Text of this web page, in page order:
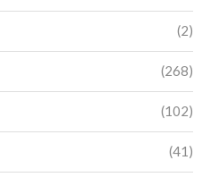
(2)
(268)
(102)
(41)